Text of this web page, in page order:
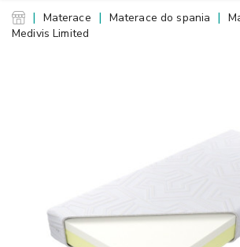
Materace Materace do spania
Medivis Limited